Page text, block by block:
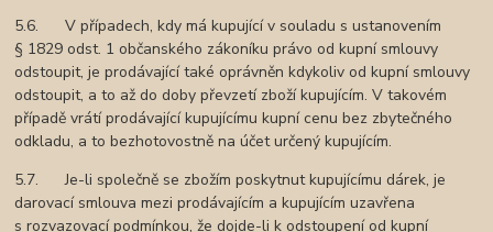
5.6. V případech, kdy má kupující v souladu s ustanovením
§ 1829 odst. 1 občanského zákoníku právo od kupní smlouvy
odstoupit, je prodávající také oprávněn kdykoliv od kupní smlouvy
odstoupit, a to až do doby převzetí zboží kupujícím. V takovém
případě vrátí prodávající kupujícímu kupní cenu bez zbytečného
odkladu, a to bezhotovostně na účet určený kupujícím.
5.7. Je-li společně se zbožím poskytnut kupujícímu dárek, je
darovací smlouva mezi prodávajícím a kupujícím uzavřena
s rozvazovací podmínkou, že dojde-li k odstoupení od kupní